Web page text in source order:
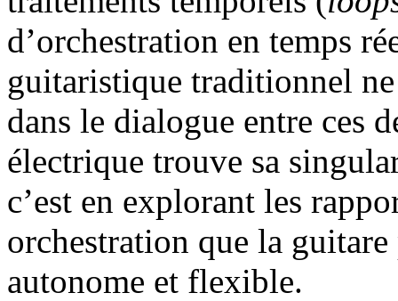
d’orchestration en temps
guitaristique traditionnel ne
dans le dialogue entre ces
électrique trouve sa
c’est en explorant les
orchestration que la
autonome et flexible.